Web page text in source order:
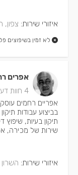
איזורי שירות: צפון,
לא זמין בשיפוצים
אפרים
4 חוות דעת
אפריים רחמים
בביצוע עבודות
תיקון בעיות, שיפוץ
שירות של מכירה,
איזורי שירות: